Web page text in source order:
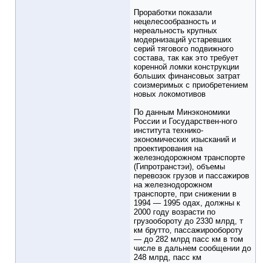
Проработки показали
нецелесообразность и
нереальность крупных
модернизаций устаревших
серий тягового подвижного
состава, так как это требует
коренной ломки конструкции
больших финансовых затрат
соизмеримых с приобретением
новых локомотивов
По данным Минэкономики
России и Государствен-ного
института технико-
экономических изысканий и
проектирования на
железнодорожном транспорте
(Гипротранстэи), объемы
перевозок грузов и пассажиров
на железнодорожном
транспорте, при снижении в
1994 — 1995 одах, должны к
2000 году возрасти по
грузообороту до 2330 млрд, т
км брутто, пассажирообороту
— до 282 млрд пасс км в том
числе в дальнем сообщении до
248 млрд, пасс км